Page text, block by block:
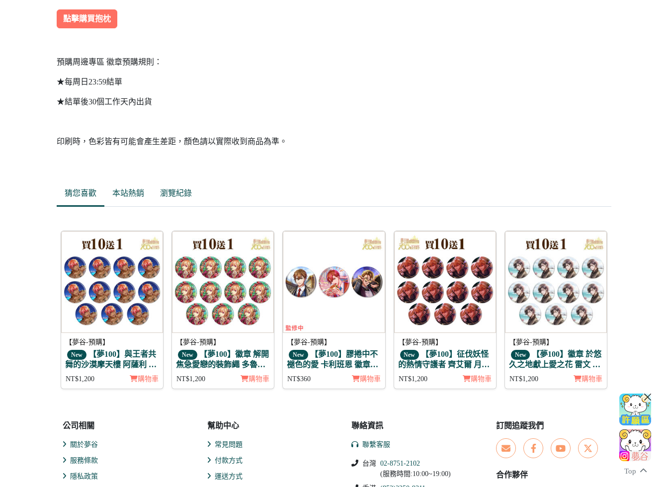
Top
點擊購買抱枕
預購周邊專區 徽章預購規則：
★每周日23:59結單
★結單後30個工作天內出貨
印刷時，色彩皆有可能會產生差距，顏色請以實際收到商品為準。
猜您喜歡 本站熱銷 瀏覽紀錄
【夢谷-預購】
New 【夢100】與王者共
舞的沙漠摩天樓 阿薩利 月
覺 徽章11入組
NT$1,200 購物車
【夢谷-預購】
New 【夢100】徽章 解開
焦急愛戀的裝飾繩 多魯馬
利 11入
NT$1,200 購物車
【夢谷-預購】
New 【夢100】膠捲中不
褪色的愛 卡利班恩 徽章3
入組
NT$360 購物車
【夢谷-預購】
New
【夢100】征伐妖怪
的熱情守護者 齊艾爾 月覺
徽章11入組
NT$1,200 購物車
【夢谷-預購】
New
【夢100】徽章 於悠
久之地獻上愛之花 雷文 11
NT$1,200 購物車
公司相關
關於夢谷
服務條款
隱私政策
幫助中心
常見問題
付款方式
運送方式
聯絡資訊
聯繫客服
台灣 02-8751-2102
(服務時間:10:00~19:00)
訂閱追蹤我們
合作夥伴